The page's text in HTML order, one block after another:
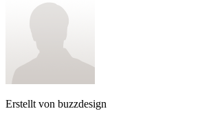
Erstellt von buzzdesign